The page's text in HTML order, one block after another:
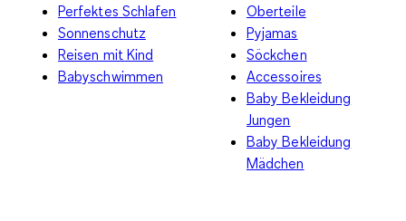
Perfektes Schlafen
Sonnenschutz
Reisen mit Kind
Babyschwimmen
Oberteile
Pyjamas
Söckchen
Accessoires
Baby Bekleidung
Jungen
Baby Bekleidung
Mädchen